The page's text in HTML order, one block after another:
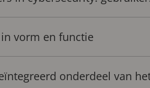
vorm en functie
onderdeel van